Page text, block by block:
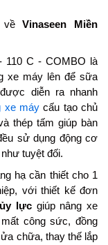
vềVinaseen Miền
110 C - COMBO là
xe máy lên để sữa
diễn ra nhanh
xe máy cấu tạo chủ
thép tấm giúp bàn
sử dụng động cơ
tuyệt đối.
hạ cần thiết cho 1
với thiết kế đơn
lựcgiúp nâng xe
công sức, đồng
chữa, thay thế lắp